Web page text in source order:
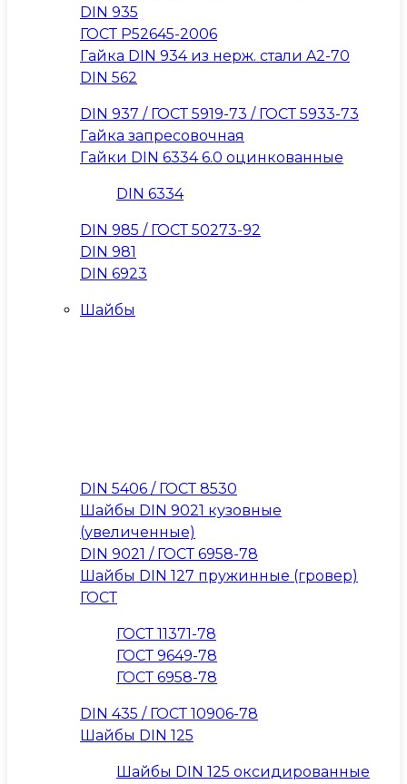
DIN 935
ГОСТ Р52645-2006
Гайка DIN 934 из нерж. стали A2-70
DIN 562
DIN 937 / ГОСТ 5919-73 / ГОСТ 5933-73
Гайка запресовочная
Гайки DIN 6334 6.0 оцинкованные
DIN 6334
DIN 985 / ГОСТ 50273-92
DIN 981
DIN 6923
Шайбы
DIN 5406 / ГОСТ 8530
Шайбы DIN 9021 кузовные
(увеличенные)
DIN 9021 / ГОСТ 6958-78
Шайбы DIN 127 пружинные (гровер)
ГОСТ
ГОСТ 11371-78
ГОСТ 9649-78
ГОСТ 6958-78
DIN 435 / ГОСТ 10906-78
Шайбы DIN 125
Шайбы DIN 125 оксидированные